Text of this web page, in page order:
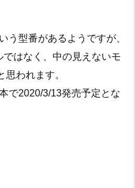
う型番があるようですが、
はなく、中の見えないモ
われます。
で2020/3/13発売予定とな